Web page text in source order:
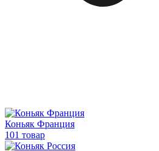
Коньяк Франция
101 товар